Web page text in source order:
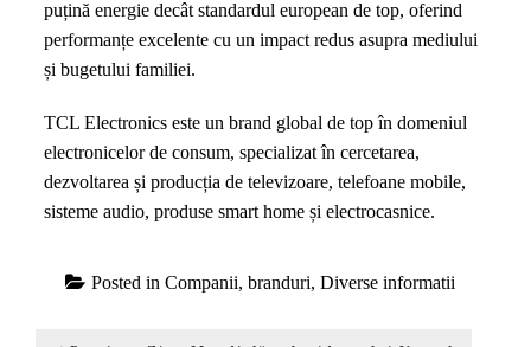
puțină energie decât standardul european de top, oferind
performanțe excelente cu un impact redus asupra mediului
și bugetului familiei.
TCL Electronics este un brand global de top în domeniul
electronicelor de consum, specializat în cercetarea,
dezvoltarea și producția de televizoare, telefoane mobile,
sisteme audio, produse smart home și electrocasnice.
Posted in Companii, branduri, Diverse informatii